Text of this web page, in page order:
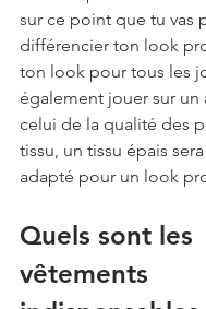
sur ce point que tu vas
différencier ton look
ton look pour tous les
également jouer sur un
celui de la qualité des
tissu, un tissu épais
adapté pour un look
Quels sont les
vêtements